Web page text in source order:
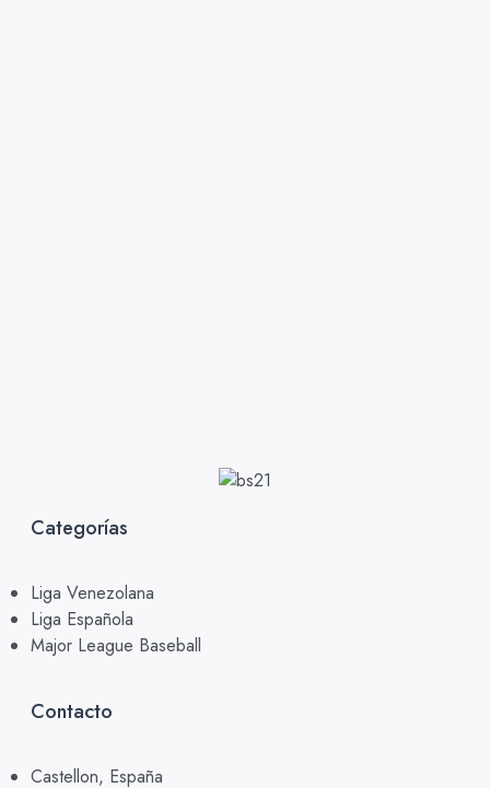
Categorías
Liga Venezolana
Liga Española
Major League Baseball
Contacto
Castellon, España